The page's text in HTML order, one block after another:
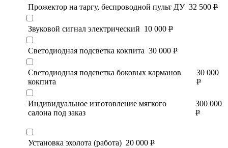
Прожектор на таргу, беспроводной пульт ДУ 32 500 Р
Звуковой сигнал электрический 10 000 Р
Светодиодная подсветка кокпита 30 000 Р
Светодиодная подсветка боковых карманов
кокпита
30 000
Р
Индивидуальное изготовление мягкого
салона под заказ
300 000
Р
Установка эхолота (работа) 20 000 Р